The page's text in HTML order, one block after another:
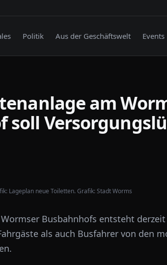
Politik Aus der Geschäftswelt Events
am
soll
Lageplan neue Toiletten. Grafik: Stadt Worms
Busbahnhofs entsteht
als auch Busfahrer von den